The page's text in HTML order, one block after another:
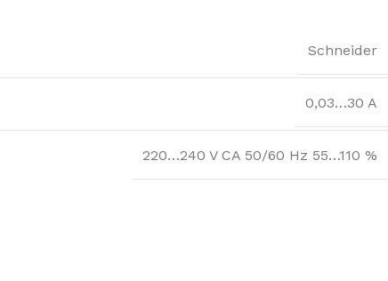
Schneider
0,03…30 A
220…240 V CA 50/60 Hz 55…110 %